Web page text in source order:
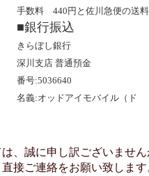
手数料 440円と佐川急便の送
■銀行振込
きらぼし銀行
深川支店 普通預金
番号:5036640
名義:オッドアイモバイル（ド
、誠に申し訳ございませ
接ご連絡をお願い致しま